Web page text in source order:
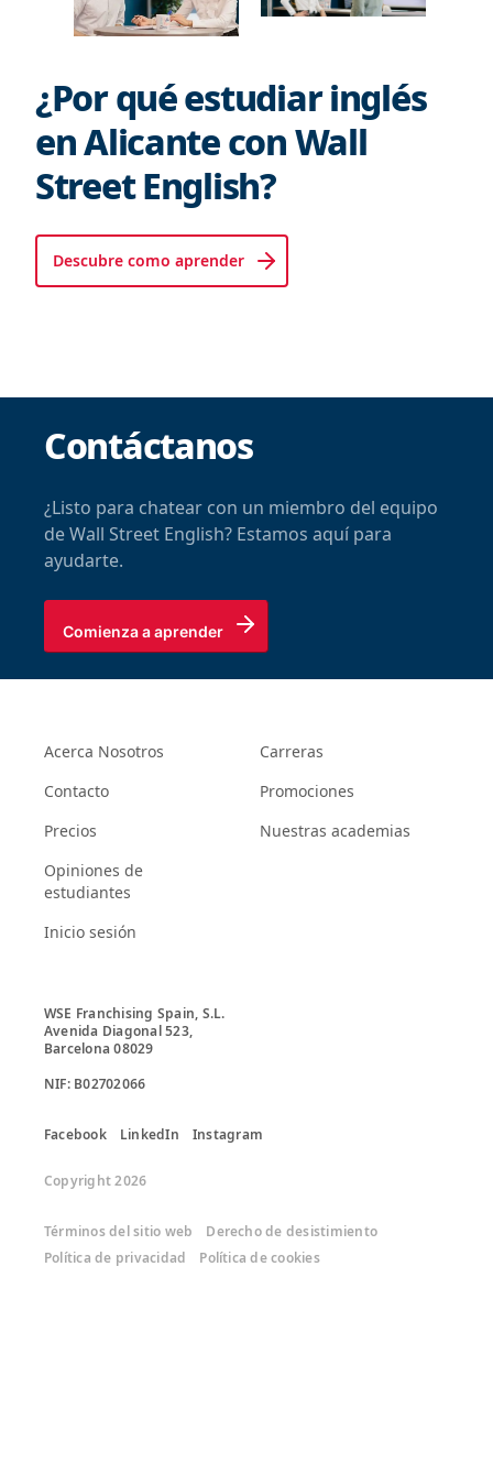
¿Por qué estudiar inglés
en Alicante con Wall
Street English?
Descubre como aprender
Contáctanos
¿Listo para chatear con un miembro del equipo
de Wall Street English? Estamos aquí para
ayudarte.
Comienza a aprender
Acerca Nosotros
Contacto
Precios
Opiniones de
estudiantes
Inicio sesión
Carreras
Promociones
Nuestras academias
WSE Franchising Spain, S.L.
Avenida Diagonal 523,
Barcelona 08029
Facebook LinkedIn Instagram
Copyright 2026
Términos del sitio web
Derecho de desistimiento
Política de privacidad
Política de cookies